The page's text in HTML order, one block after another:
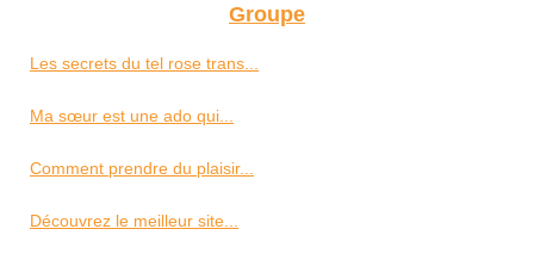
Groupe
Les secrets du tel rose trans...
Ma sœur est une ado qui...
Comment prendre du plaisir...
Découvrez le meilleur site...